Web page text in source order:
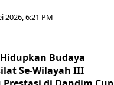
2026, 6:21 PM
Budaya
Se-Wilayah III